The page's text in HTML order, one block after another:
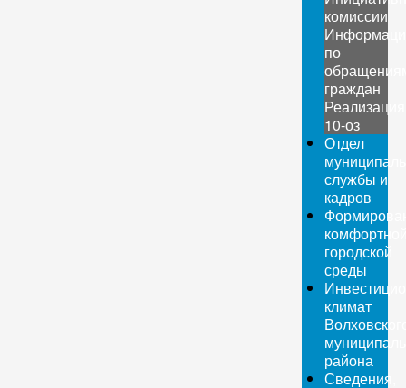
комиссии
по
граждан
Реализация
10-оз
Отдел
службы и
кадров
городской
среды
климат
района
Сведения,